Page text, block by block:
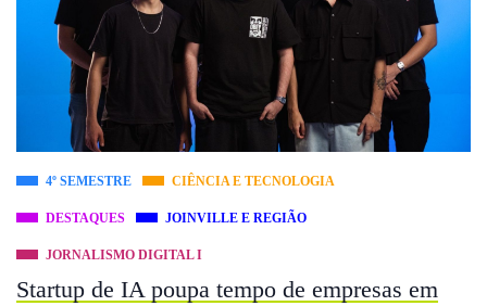
4º SEMESTRE CIÊNCIA E TECNOLOGIA
DESTAQUES JOINVILLE E REGIÃO
JORNALISMO DIGITAL I
Startup de IA poupa tempo de empresas em